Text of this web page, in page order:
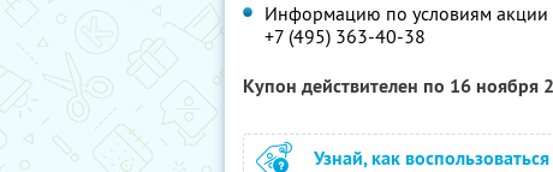
Информацию по условиям акции
+7 (495) 363-40-38
Купон действителен по 16 ноября
Узнай, как